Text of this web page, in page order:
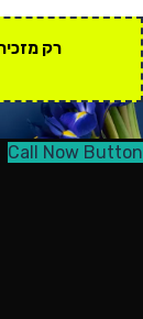
רק
Call Now Button